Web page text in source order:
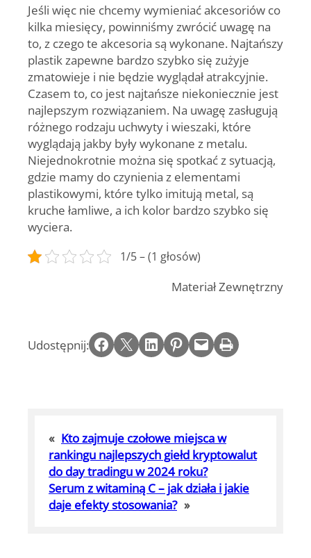
Jeśli więc nie chcemy wymieniać akcesoriów co
kilka miesięcy, powinniśmy zwrócić uwagę na
to, z czego te akcesoria są wykonane. Najtańszy
plastik zapewne bardzo szybko się zużyje
zmatowieje i nie będzie wyglądał atrakcyjnie.
Czasem to, co jest najtańsze niekoniecznie jest
najlepszym rozwiązaniem. Na uwagę zasługują
różnego rodzaju uchwyty i wieszaki, które
wyglądają jakby były wykonane z metalu.
Niejednokrotnie można się spotkać z sytuacją,
gdzie mamy do czynienia z elementami
plastikowymi, które tylko imitują metal, są
kruche łamliwe, a ich kolor bardzo szybko się
wyciera.
1/5 – (1 głosów)
Materiał Zewnętrzny
Udostępnij: Share on Facebook Email this Page Share on LinkedIn Share on Pinterest Email this Page Print this Page
« Kto zajmuje czołowe miejsca w
rankingu najlepszych giełd kryptowalut
do day tradingu w 2024 roku?
Serum z witaminą C – jak działa i jakie
daje efekty stosowania? »